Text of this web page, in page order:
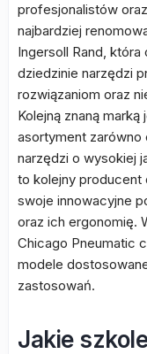
profesjonalistów
najbardziej
Ingersoll Rand,
dziedzinie narzędzi
rozwiązaniom oraz
Kolejną znaną
asortyment zarówno
narzędzi o wysokiej
to kolejny producent
swoje innowacyjne
oraz ich ergonomię.
Chicago Pneumatic
modele
zastosowań.
Jakie